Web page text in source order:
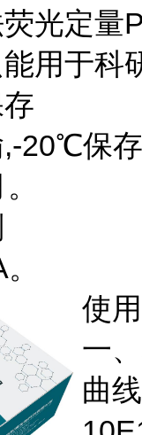
光定量
用于科
20℃保
使
一
曲